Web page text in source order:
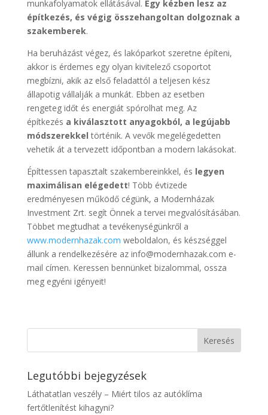
munkafolyamatok ellátásával. Egy kézben lesz az
építkezés, és végig összehangoltan dolgoznak a
szakemberek.
Ha beruházást végez, és lakóparkot szeretne építeni,
akkor is érdemes egy olyan kivitelező csoportot
megbízni, akik az első feladattól a teljesen kész
állapotig vállalják a munkát. Ebben az esetben
rengeteg időt és energiát spórolhat meg. Az
építkezés a kiválasztott anyagokból, a legújabb
módszerekkeltörténik. A vevők megelégedetten
vehetik át a tervezett időpontban a modern lakásokat.
Építtessen tapasztalt szakembereinkkel, és legyen
maximálisan elégedett! Több évtizede
eredményesen működő cégünk, a Modernházak
Investment Zrt. segít Önnek a tervei megvalósításában.
Többet megtudhat a tevékenységünkről a
www.modernhazak.com weboldalon, és készséggel
állunk a rendelkezésére az info@modernhazak.com e-
mail címen. Keressen bennünket bizalommal, ossza
meg egyéni igényeit!
Legutóbbi bejegyzések
Láthatatlan veszély – Miért tilos az autóklíma
fertőtlenítést kihagyni?